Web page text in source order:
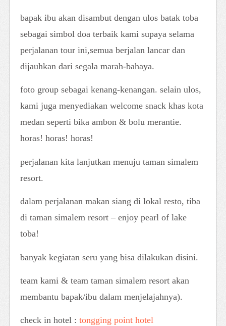
bapak ibu akan disambut dengan ulos batak toba
sebagai simbol doa terbaik kami supaya selama
perjalanan tour ini,semua berjalan lancar dan
dijauhkan dari segala marah-bahaya.
foto group sebagai kenang-kenangan. selain ulos,
kami juga menyediakan welcome snack khas kota
medan seperti bika ambon & bolu merantie.
horas! horas! horas!
perjalanan kita lanjutkan menuju taman simalem
resort.
dalam perjalanan makan siang di lokal resto, tiba
di taman simalem resort – enjoy pearl of lake
toba!
banyak kegiatan seru yang bisa dilakukan disini.
team kami & team taman simalem resort akan
membantu bapak/ibu dalam menjelajahnya).
check in hotel : tongging point hotel